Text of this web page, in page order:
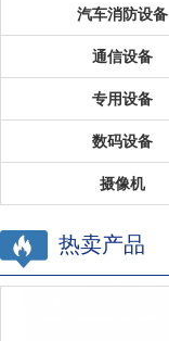
汽车消防设备
通信设备
专用设备
数码设备
摄像机
热卖产品